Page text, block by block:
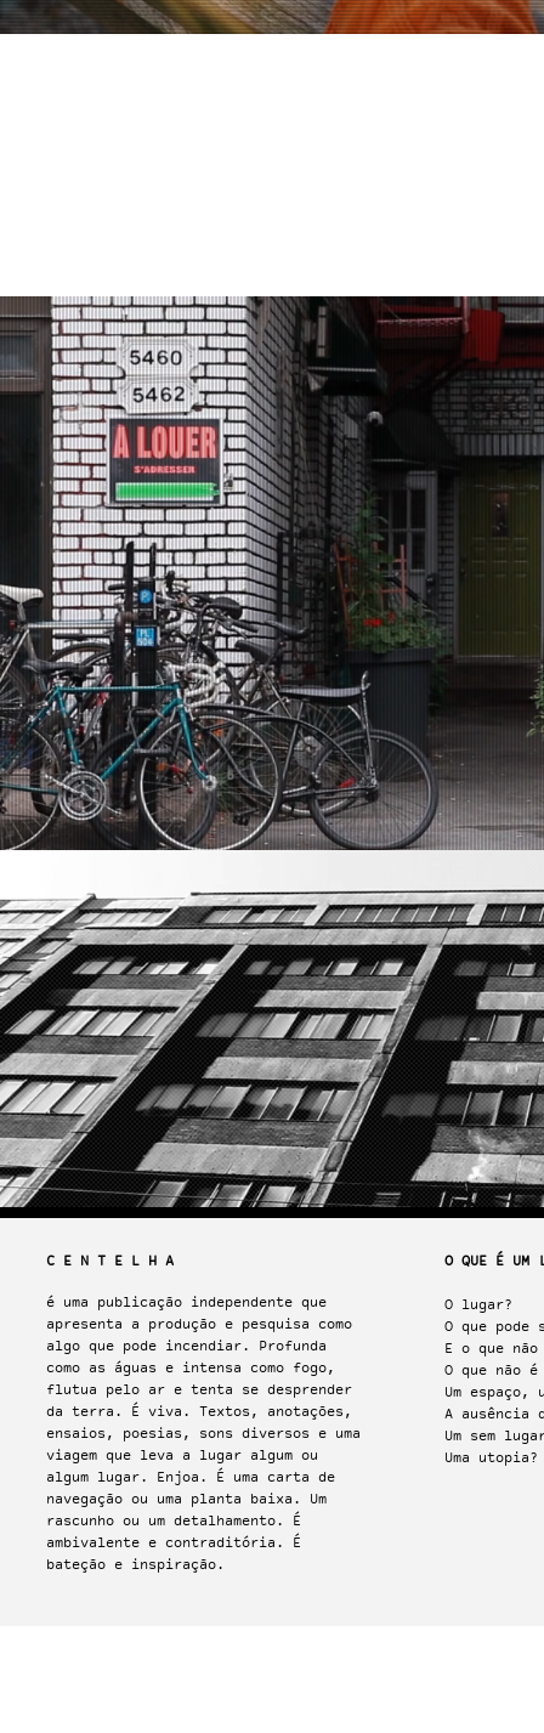
C E N T E L H A
é uma publicação independente que
apresenta a produção e pesquisa como
algo que pode incendiar. Profunda
como as águas e intensa como fogo,
flutua pelo ar e tenta se desprender
da terra. É viva. Textos, anotações,
ensaios, poesias, sons diversos e uma
viagem que leva a lugar algum ou
algum lugar. Enjoa. É uma carta de
navegação ou uma planta baixa. Um
rascunho ou um detalhamento. É
ambivalente e contraditória. É
bateção e inspiração.
O QUE É
O lugar?
O que pode
E o que não
O que não
Um
A ausência
Um sem
Uma utopia?